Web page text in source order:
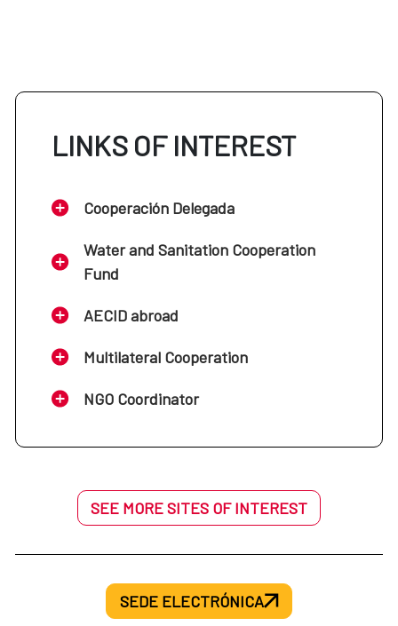
LINKS OF INTEREST
Cooperación Delegada
Water and Sanitation Cooperation
Fund
AECID abroad
Multilateral Cooperation
NGO Coordinator
SEE MORE SITES OF INTEREST
SEDE ELECTRÓNICA